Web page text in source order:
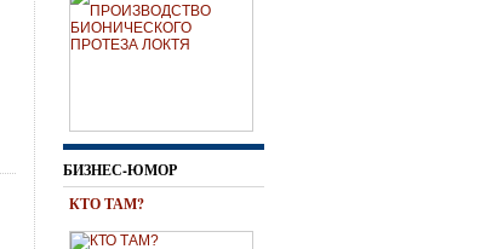
БИЗНЕС-ЮМОР
КТО ТАМ?